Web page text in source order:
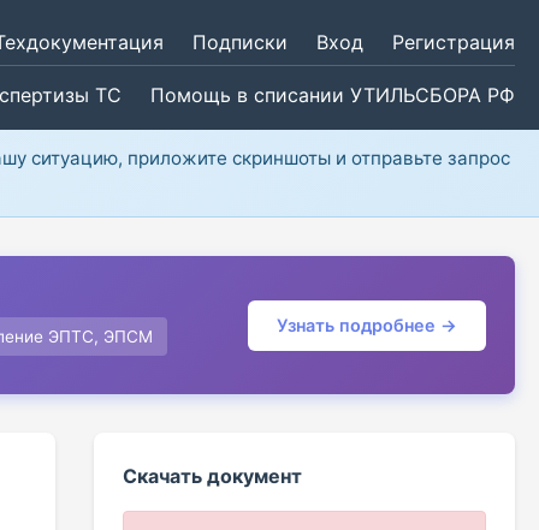
Подписки Вход Регистрация
ТС Помощь в списании УТИЛЬСБОРА РФ
ситуацию, приложите скриншоты и отправьте запрос
ЭПТС, ЭПСМ
Узнать подробнее →
Скачать документ